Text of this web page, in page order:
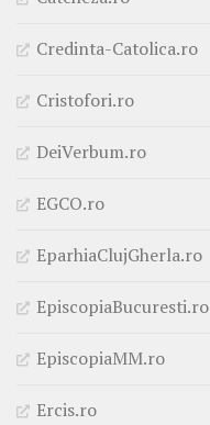
Credinta-Catolica.ro
Cristofori.ro
DeiVerbum.ro
EGCO.ro
EparhiaClujGherla.ro
EpiscopiaBucuresti.ro
EpiscopiaMM.ro
Ercis.ro